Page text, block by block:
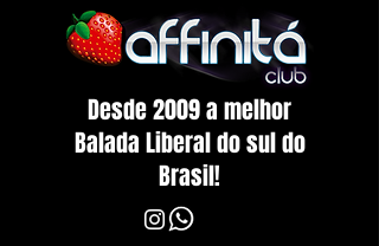
Desde 2009 a melhor
Balada Liberal do sul do
Brasil!